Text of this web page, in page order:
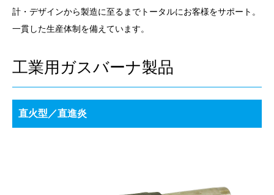
計・デザインから製造に至るまでトータルにお客様をサポート。
一貫した生産体制を備えています。
工業用ガスバーナ製品
直火型／直進炎